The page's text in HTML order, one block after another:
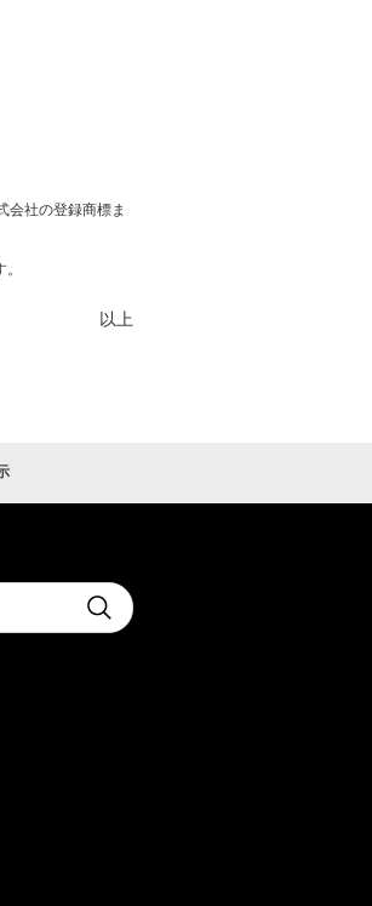
会社の登録商標ま
以上
Submit